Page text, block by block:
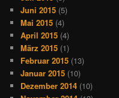
Juni 2015 (5)
Mai 2015 (4)
April 2015 (4)
März 2015 (1)
Februar 2015 (13)
Januar 2015 (10)
Dezember 2014 (10)